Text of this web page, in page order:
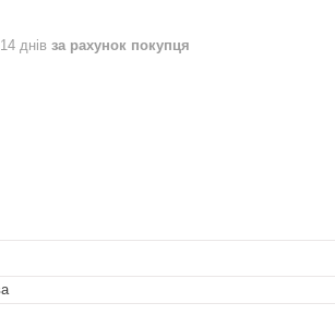
днів за рахунок покупця